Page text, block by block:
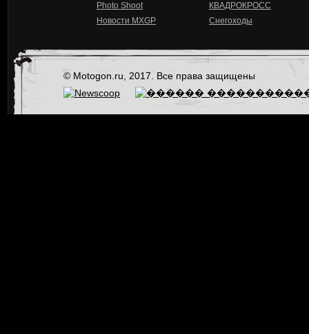
Photo Shoot
Новости MXGP
КВАДРОКРОСС
Снегоходы
© Motogon.ru, 2017. Все права защищены